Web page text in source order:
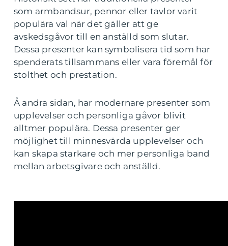
som armbandsur, pennor eller tavlor varit
populära val när det gäller att ge
avskedsgåvor till en anställd som slutar.
Dessa presenter kan symbolisera tid som har
spenderats tillsammans eller vara föremål för
stolthet och prestation.
Å andra sidan, har modernare presenter som
upplevelser och personliga gåvor blivit
alltmer populära. Dessa presenter ger
möjlighet till minnesvärda upplevelser och
kan skapa starkare och mer personliga band
mellan arbetsgivare och anställd.